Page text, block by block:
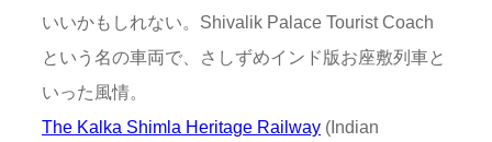
いいかもしれない。Shivalik Palace Tourist Coach
という名の車両で、さしずめインド版お座敷列車と
いった風情。
The Kalka Shimla Heritage Railway (Indian